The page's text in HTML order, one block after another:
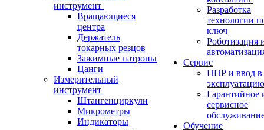
инструмент
Вращающиеся
центра
Держатель
токарных резцов
Зажимные патроны
Цанги
Измерительный
инструмент
Штангенциркули
Микрометры
Индикаторы
Разработка
технологии
ключ
Роботизация
Сервис
ПНР и ввод в
эксплуатацию
Гарантийное
сервисное
Обучение